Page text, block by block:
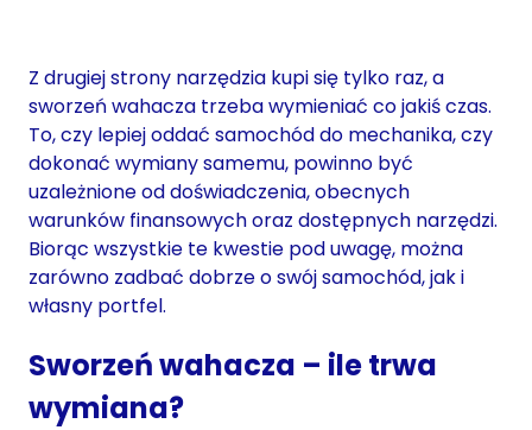
Z drugiej strony narzędzia kupi się tylko raz, a
sworzeń wahacza trzeba wymieniać co jakiś czas.
To, czy lepiej oddać samochód do mechanika, czy
dokonać wymiany samemu, powinno być
uzależnione od doświadczenia, obecnych
warunków finansowych oraz dostępnych narzędzi.
Biorąc wszystkie te kwestie pod uwagę, można
zarówno zadbać dobrze o swój samochód, jak i
własny portfel.
Sworzeń wahacza – ile trwa
wymiana?